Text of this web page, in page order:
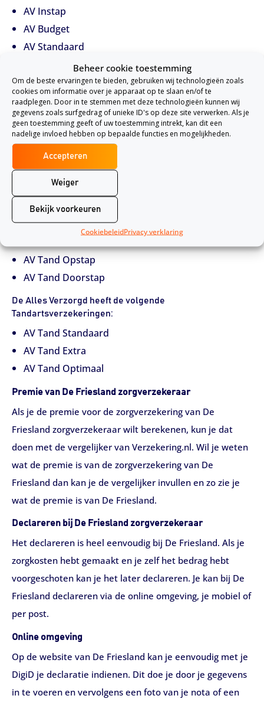
Beheer cookie toestemming
Om de beste ervaringen te bieden, gebruiken wij technologieën zoals
cookies om informatie over je apparaat op te slaan en/of te
raadplegen. Door in te stemmen met deze technologieën kunnen wij
gegevens zoals surfgedrag of unieke ID's op deze site verwerken. Als je
geen toestemming geeft of uw toestemming intrekt, kan dit een
nadelige invloed hebben op bepaalde functies en mogelijkheden.
Accepteren
Weiger
Bekijk voorkeuren
CookiebeleidPrivacy verklaring
AV Instap
AV Budget
AV Standaard
Tandartsverzekeringen van De Friesland
zorgverzekeraar
Als je meer tandzorg nodig hebt dan alleen de controle
die elk half jaar plaatsvindt, dan is er naast de
zorgverzekering van De Friesland zorgverzekeraar een
tandartsverzekering
de volgende extra tandartsverzekeringen:
De Zelf Bewust heeft de volgende
AV Tand Opstap
AV Tand Doorstap
De Alles Verzorgd heeft de volgende
Tandartsverzekeringen:
AV Tand Standaard
AV Tand Extra
AV Tand Optimaal
Premie van De Friesland zorgverzekeraar
Als je de premie voor de zorgverzekering van De
Friesland zorgverzekeraar wilt berekenen, kun je dat
doen met de vergelijker van Verzekering.nl. Wil je weten
wat de premie is van de zorgverzekering van De
Friesland dan kan je de vergelijker invullen en zo zie je
wat de premie is van De Friesland.
Declareren bij De Friesland zorgverzekeraar
Het declareren is heel eenvoudig bij De Friesland. Als je
zorgkosten hebt gemaakt en je zelf het bedrag hebt
voorgeschoten kan je het later declareren. Je kan bij De
Friesland declareren via de online omgeving, je mobiel of
per post.
Online omgeving
Op de website van De Friesland kan je eenvoudig met je
DigiD je declaratie indienen. Dit doe je door je gegevens
in te voeren en vervolgens een foto van je nota of een